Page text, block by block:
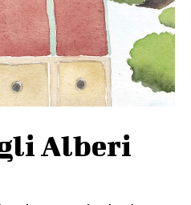
Alberi